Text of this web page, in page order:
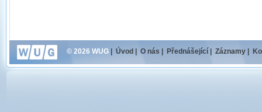
© 2026 WUG Úvod O nás Přednášející Záznamy